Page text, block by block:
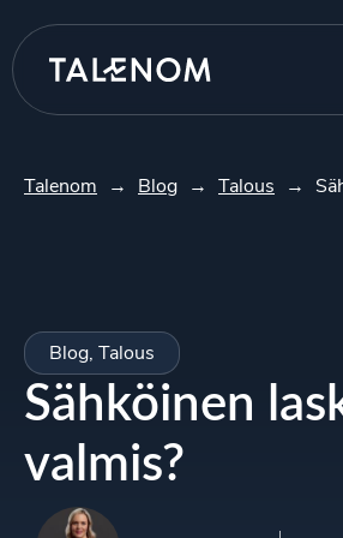
Talenom → Blog → Talous →
Blog, Talous
Sähköinen
valmis?